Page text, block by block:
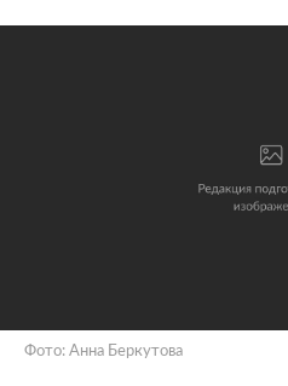
Фото: Анна Беркутова